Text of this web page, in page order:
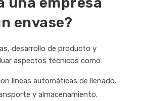
envase?
desarrollo de producto y
aspectos técnicos como:
líneas automáticas de llenado.
y almacenamiento.